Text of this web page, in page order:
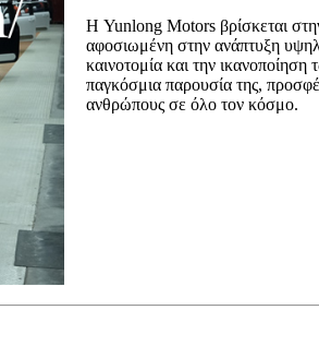
Η Yunlong Motors βρίσκεται
αφοσιωμένη στην ανάπτυξη
καινοτομία και την
παγκόσμια παρουσία της,
ανθρώπους σε όλο τον κόσμο.